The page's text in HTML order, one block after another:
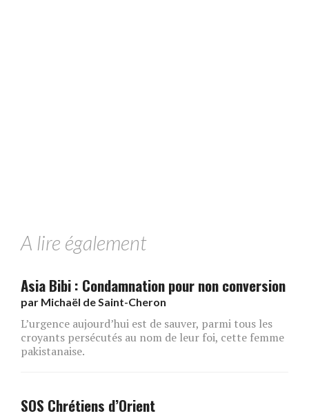
A lire également
Asia Bibi : Condamnation pour non conversion
par Michaël de Saint-Cheron
L’urgence aujourd’hui est de sauver, parmi tous les
croyants persécutés au nom de leur foi, cette femme
pakistanaise.
SOS Chrétiens d’Orient